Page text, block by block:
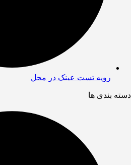
رویه تست عینک در محل
دسته بندی ها